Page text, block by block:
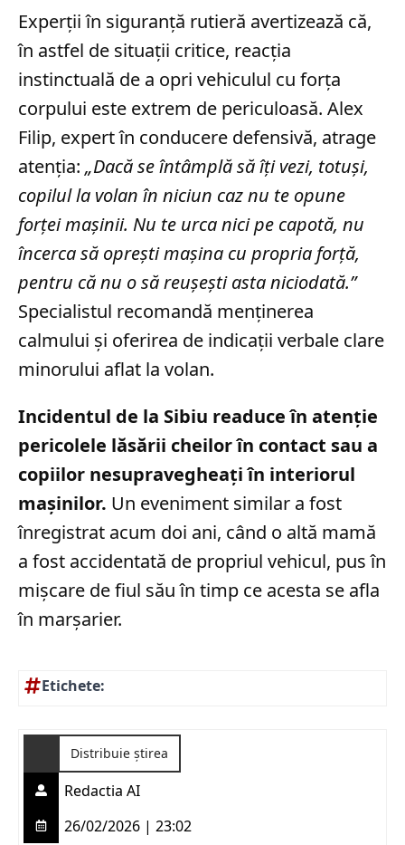
Experții în siguranță rutieră avertizează că,
în astfel de situații critice, reacția
instinctuală de a opri vehiculul cu forța
corpului este extrem de periculoasă. Alex
Filip, expert în conducere defensivă, atrage
atenția: „Dacă se întâmplă să îţi vezi, totuşi,
copilul la volan în niciun caz nu te opune
forţei maşinii. Nu te urca nici pe capotă, nu
încerca să opreşti maşina cu propria forţă,
pentru că nu o să reuşeşti asta niciodată.”
Specialistul recomandă menținerea
calmului și oferirea de indicații verbale clare
minorului aflat la volan.
Incidentul de la Sibiu readuce în atenție
pericolele lăsării cheilor în contact sau a
copiilor nesupravegheați în interiorul
mașinilor. Un eveniment similar a fost
înregistrat acum doi ani, când o altă mamă
a fost accidentată de propriul vehicul, pus în
mișcare de fiul său în timp ce acesta se afla
în marșarier.
Etichete:
Distribuie știrea
Redactia AI
26/02/2026 | 23:02